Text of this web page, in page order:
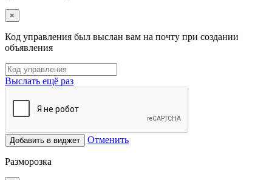
×
Код управления был выслан вам на почту при создании
объявления
Выслать ещё раз
Добавить в виджет Отменить
Разморозка